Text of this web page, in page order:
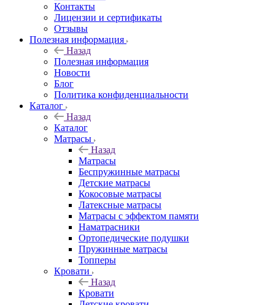
Контакты
Лицензии и сертификаты
Отзывы
Полезная информация
Назад
Полезная информация
Новости
Блог
Политика конфиденциальности
Каталог
Назад
Каталог
Матрасы
Назад
Матрасы
Беспружинные матрасы
Детские матрасы
Кокосовые матрасы
Латексные матрасы
Матрасы с эффектом памяти
Наматрасники
Ортопедические подушки
Пружинные матрасы
Топперы
Кровати
Назад
Кровати